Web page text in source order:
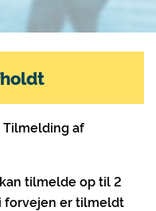
Tilmelding af
tilmelde op til 2
forvejen er tilmeldt